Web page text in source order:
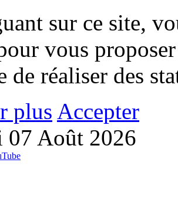
sur ce site,
vous
de réaliser des
plus Accepter
07 Août 2026